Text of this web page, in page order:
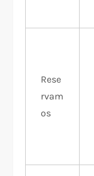
Rese
rvam
os